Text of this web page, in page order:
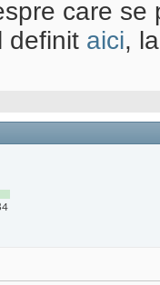
care se
definit aici,